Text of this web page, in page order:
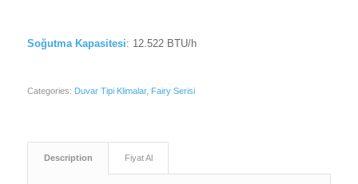
Soğutma Kapasitesi: 12.522 BTU/h
Categories: Duvar Tipi Klimalar, Fairy Serisi
Description Fiyat Al